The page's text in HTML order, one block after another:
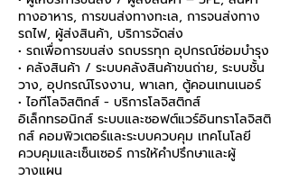
ทางอาหาร, การขนส่งทางทะเล, การจนส่งทาง
รถไฟ, ผู้ส่งสินค้า, บริการจัดส่ง
• รถเพื่อการขนส่ง รถบรรทุก อุปกรณ์ซ่อมบำรุง
• คลังสินค้า / ระบบคลังสินค้าขนถ่าย, ระบบชั้น
วาง, อุปกรณ์โรงงาน, พาเลท, ตู้คอนเทนเนอร์
• ไอทีโลจิสติกส์ - บริการโลจิสติกส์
อิเล็กทรอนิกส์ ระบบและซอฟต์แวร์อินทราโลจิสติ
กส์ คอมพิวเตอร์และระบบควบคุม เทคโนโลยี
ควบคุมและเซ็นเซอร์ การให้คำปรึกษาและผู้
วางแผน